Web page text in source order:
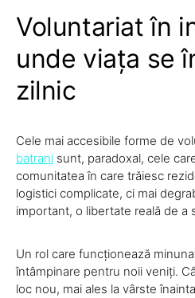
Voluntariat în
unde viața se
zilnic
Cele mai accesibile forme de
batrani sunt, paradoxal, cele
comunitatea în care trăiesc
logistici complicate, ci mai
important, o libertate reală de a
Un rol care funcționează
întâmpinare pentru noii veniți.
loc nou, mai ales la vârste